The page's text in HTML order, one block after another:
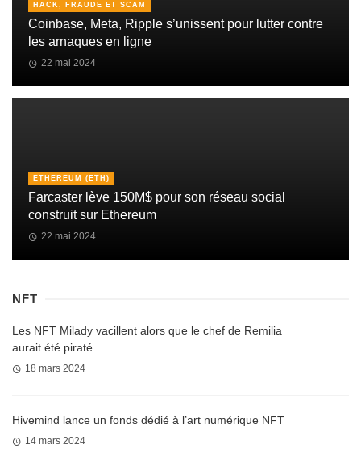
HACK, FRAUDE ET SCAM
Coinbase, Meta, Ripple s’unissent pour lutter contre
les arnaques en ligne
22 mai 2024
ETHEREUM (ETH)
Farcaster lève 150M$ pour son réseau social
construit sur Ethereum
22 mai 2024
NFT
Les NFT Milady vacillent alors que le chef de Remilia
aurait été piraté
18 mars 2024
Hivemind lance un fonds dédié à l’art numérique NFT
14 mars 2024